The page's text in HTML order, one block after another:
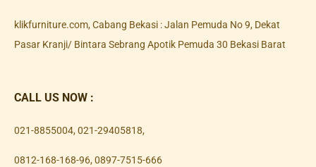
klikfurniture.com, Cabang Bekasi : Jalan Pemuda No 9, Dekat
Pasar Kranji/ Bintara Sebrang Apotik Pemuda 30 Bekasi Barat
CALL US NOW :
021-8855004, 021-29405818,
0812-168-168-96, 0897-7515-666